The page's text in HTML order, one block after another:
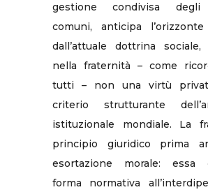
gestione condivisa degli
comuni, anticipa
dall’attuale dottrina
nella fraternità – come
tutti – non una virtù
criterio strutturante
istituzionale mondiale. La
principio giuridico prima
esortazione morale: essa
forma normativa